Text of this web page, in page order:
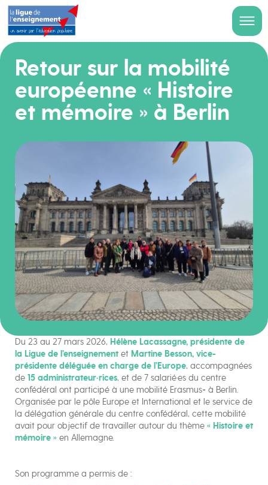
Retour sur la mobilité
européenne « Histoire
et mémoire » à Berlin
Du 23 au 27 mars 2026, Hélène Lacassagne, présidente de
la Ligue de l’enseignement et Martine Besson, vice-
présidente déléguée en charge de l’Europe, accompagnées
de 15 administrateur·rices, et de 7 salarié·es du centre
confédéral ont participé à une mobilité Erasmus+ à Berlin.
Organisée par le pôle Europe et International et le service de
la délégation générale du centre confédéral, cette mobilité
avait pour objectif de travailler autour du thème « Histoire et
mémoire » en Allemagne.
Son programme a permis de :